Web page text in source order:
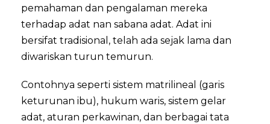
pemahaman dan pengalaman mereka
terhadap adat nan sabana adat. Adat ini
bersifat tradisional, telah ada sejak lama dan
diwariskan turun temurun.
Contohnya seperti sistem matrilineal (garis
keturunan ibu), hukum waris, sistem gelar
adat, aturan perkawinan, dan berbagai tata